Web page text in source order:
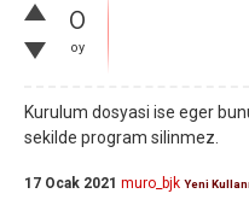
0
oy
Kurulum dosyasi ise eger
sekilde program silinmez.
17 Ocak 2021 muro_bjk Yeni